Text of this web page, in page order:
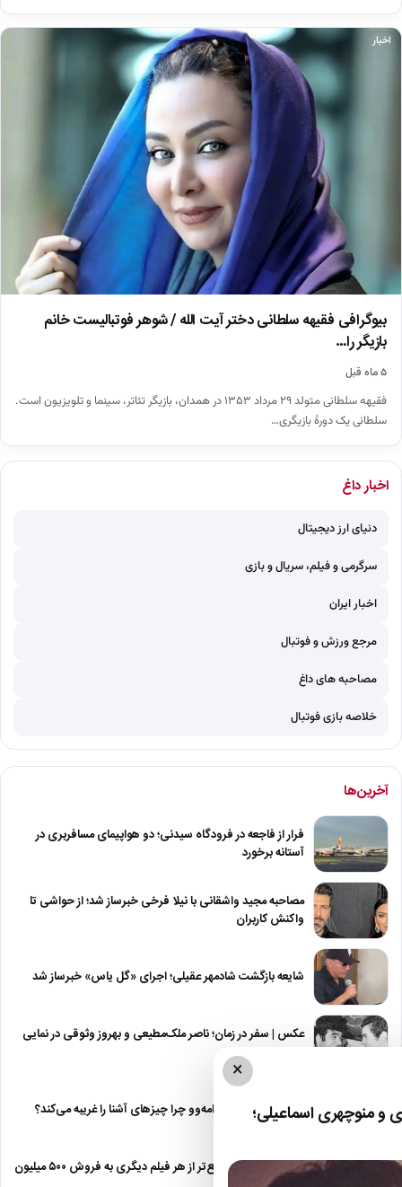
اخبار
بیوگرافی فقیهه سلطانی دختر آیت الله / شوهر فوتبالیست خانم
بازیگر را…
۵ ماه قبل
فقیهه سلطانی متولد ۲۹ مرداد ۱۳۵۳ در همدان، بازیگر تئاتر، سینما و تلویزیون است.
سلطانی یک دورهٔ بازیگری…
اخبار داغ
دنیای ارز دیجیتال
سرگرمی و فیلم، سریال و بازی
اخبار ایران
مرجع ورزش و فوتبال
مصاحبه های داغ
خلاصه بازی فوتبال
آخرین‌ها
فرار از فاجعه در فرودگاه سیدنی؛ دو هواپیمای مسافربری در
آستانه برخورد
مصاحبه مجید واشقانی با نیلا فرخی خبرساز شد؛ از حواشی تا
واکنش کاربران
شایعه بازگشت شادمهر عقیلی؛ اجرای «گل یاس» خبرساز شد
عکس | سفر در زمان؛ ناصر ملک‌مطیعی و بهروز وثوقی در نمایی
نقطه مقابل دژاوو؛ ژامه‌وو چرا چیزهای آشنا را غریبه می‌کند؟
«مرد عنکبوتی» سریع‌تر از هر فیلم دیگری به فروش ۵۰۰ میلیون
×
منوچهری اسماعیلی؛